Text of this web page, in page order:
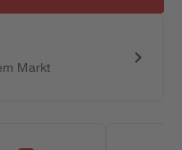
Markt